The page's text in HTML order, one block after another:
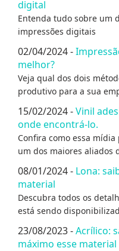
digital
Entenda tudo sobre um
impressões digitais
02/04/2024 -
melhor?
Veja qual dos dois
produtivo para a sua
15/02/2024 -Vinil
onde encontrá-lo.
Confira como essa
um dos maiores aliados
08/01/2024 - Lona:
material
Descubra todos os
está sendo
23/08/2023 -Acrílico:
máximo esse material